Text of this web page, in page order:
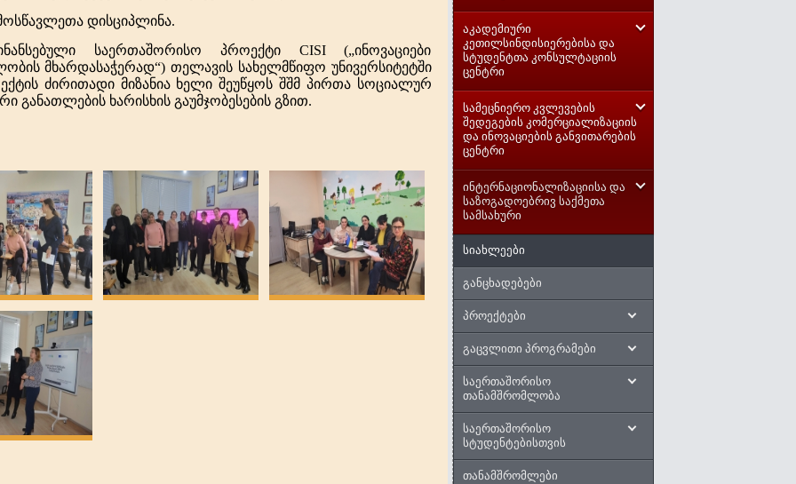
დისციპლინა.
საერთაშორისო პროექტი CISI („ინოვაციები
მხარდასაჭერად“) თელავის სახელმწიფო უნივერსიტეტში
ძირითადი მიზანია ხელი შეუწყოს შშმ პირთა სოციალურ
ხარისხის გაუმჯობესების გზით.
აკადემიური
კეთილსინდისიერებისა და
სტუდენტთა კონსულტაციის
ცენტრი
სამეცნიერო კვლევების
შედეგების კომერციალიზაციის
და ინოვაციების განვითარების
ცენტრი
ინტერნაციონალიზაციისა და
საზოგადოებრივ საქმეთა
სამსახური
სიახლეები
განცხადებები
პროექტები
გაცვლითი პროგრამები
საერთაშორისო
თანამშრომლობა
საერთაშორისო
სტუდენტებისთვის
თანამშრომლები